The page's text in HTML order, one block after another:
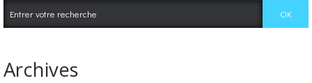
Archives